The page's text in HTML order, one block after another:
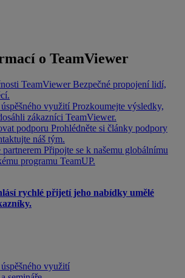
o TeamViewer
TeamViewer Bezpečné propojení lidí,
využití Prozkoumejte výsledky,
zákazníci TeamViewer.
podporu Prohlédněte si články podpory
náš tým.
partnerem Připojte se k našemu globálnímu
programu TeamUP.
rychlé přijetí jeho nabídky umělé
využití